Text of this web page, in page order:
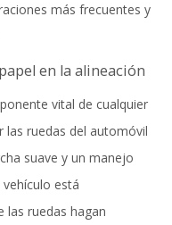
más frecuentes y
en la alineación
vital de cualquier
las ruedas del automóvil
suave y un manejo
está
las ruedas hagan